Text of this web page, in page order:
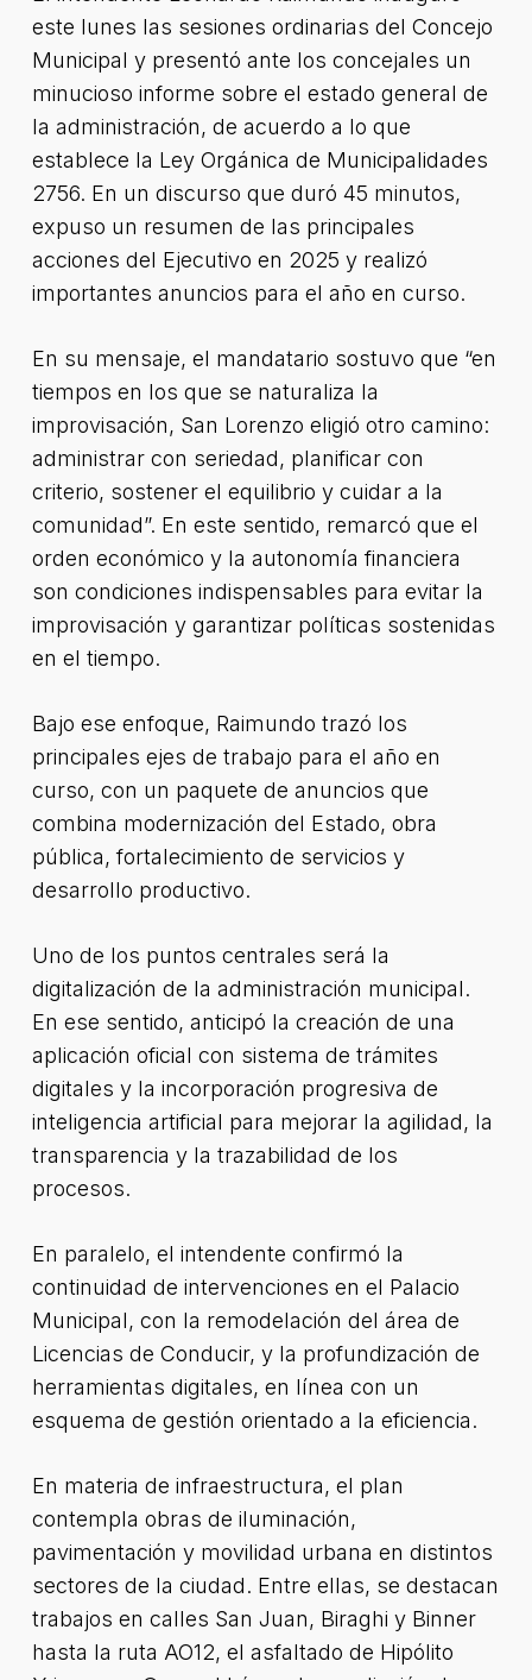
este lunes las sesiones ordinarias del Concejo
Municipal y presentó ante los concejales un
minucioso informe sobre el estado general de
la administración, de acuerdo a lo que
establece la Ley Orgánica de Municipalidades
2756. En un discurso que duró 45 minutos,
expuso un resumen de las principales
acciones del Ejecutivo en 2025 y realizó
importantes anuncios para el año en curso.
En su mensaje, el mandatario sostuvo que “en
tiempos en los que se naturaliza la
improvisación, San Lorenzo eligió otro camino:
administrar con seriedad, planificar con
criterio, sostener el equilibrio y cuidar a la
comunidad”. En este sentido, remarcó que el
orden económico y la autonomía financiera
son condiciones indispensables para evitar la
improvisación y garantizar políticas sostenidas
en el tiempo.
Bajo ese enfoque, Raimundo trazó los
principales ejes de trabajo para el año en
curso, con un paquete de anuncios que
combina modernización del Estado, obra
pública, fortalecimiento de servicios y
desarrollo productivo.
Uno de los puntos centrales será la
digitalización de la administración municipal.
En ese sentido, anticipó la creación de una
aplicación oficial con sistema de trámites
digitales y la incorporación progresiva de
inteligencia artificial para mejorar la agilidad, la
transparencia y la trazabilidad de los
procesos.
En paralelo, el intendente confirmó la
continuidad de intervenciones en el Palacio
Municipal, con la remodelación del área de
Licencias de Conducir, y la profundización de
herramientas digitales, en línea con un
esquema de gestión orientado a la eficiencia.
En materia de infraestructura, el plan
contempla obras de iluminación,
pavimentación y movilidad urbana en distintos
sectores de la ciudad. Entre ellas, se destacan
trabajos en calles San Juan, Biraghi y Binner
hasta la ruta AO12, el asfaltado de Hipólito